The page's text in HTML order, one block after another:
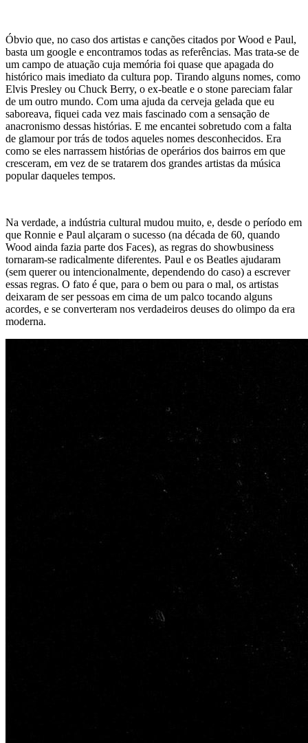
Óbvio que, no caso dos artistas e canções citados por Wood e Paul,
basta um google e encontramos todas as referências. Mas trata-se de
um campo de atuação cuja memória foi quase que apagada do
histórico mais imediato da cultura pop. Tirando alguns nomes, como
Elvis Presley ou Chuck Berry, o ex-beatle e o stone pareciam falar
de um outro mundo. Com uma ajuda da cerveja gelada que eu
saboreava, fiquei cada vez mais fascinado com a sensação de
anacronismo dessas histórias. E me encantei sobretudo com a falta
de glamour por trás de todos aqueles nomes desconhecidos. Era
como se eles narrassem histórias de operários dos bairros em que
cresceram, em vez de se tratarem dos grandes artistas da música
popular daqueles tempos.
Na verdade, a indústria cultural mudou muito, e, desde o período em
que Ronnie e Paul alçaram o sucesso (na década de 60, quando
Wood ainda fazia parte dos Faces), as regras do showbusiness
tornaram-se radicalmente diferentes. Paul e os Beatles ajudaram
(sem querer ou intencionalmente, dependendo do caso) a escrever
essas regras. O fato é que, para o bem ou para o mal, os artistas
deixaram de ser pessoas em cima de um palco tocando alguns
acordes, e se converteram nos verdadeiros deuses do olimpo da era
moderna.